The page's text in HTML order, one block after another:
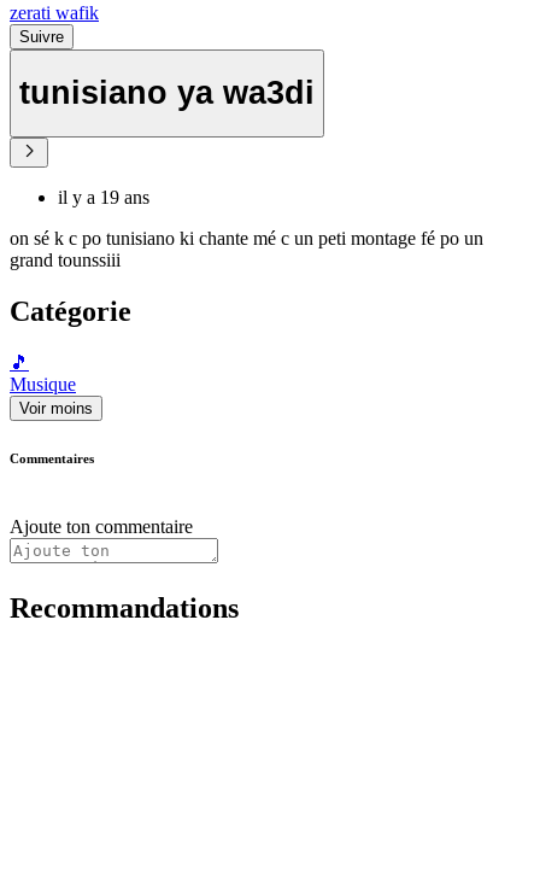
zerati wafik
Suivre
tunisiano ya wa3di
il y a 19 ans
on sé k c po tunisiano ki chante mé c un peti montage fé po un
grand tounssiii
Catégorie
🎵
Musique
Voir moins
Commentaires
Ajoute ton commentaire
Recommandations